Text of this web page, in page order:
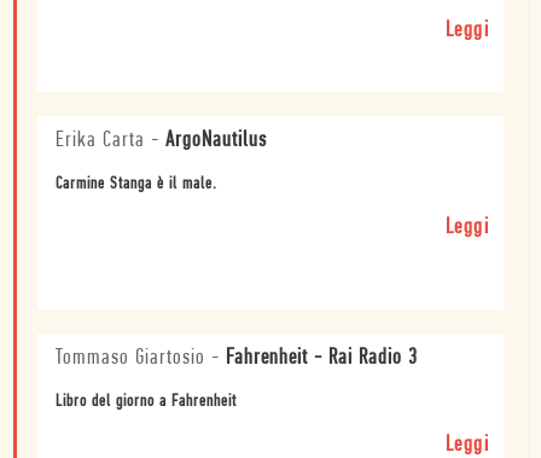
Leggi
Erika Carta - ArgoNautilus
Carmine Stanga è il male.
Leggi
Tommaso Giartosio - Fahrenheit - Rai Radio 3
Libro del giorno a Fahrenheit
Leggi